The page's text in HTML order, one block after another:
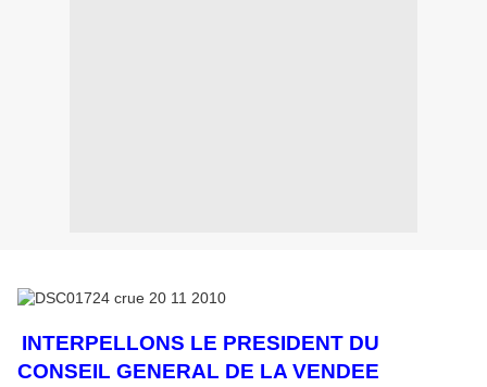
INTERPELLONS LE PRESIDENT DU
CONSEIL GENERAL DE LA VENDEE